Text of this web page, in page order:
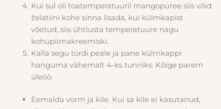
Kui sul oli toatemperatuuril mangopüree siis võid
želatiini kohe sinna lisada, kui külmkapist
võetud, siis ühtlusta temperatuure nagu
kohupiimakreemiski.
Kalla segu tordi peale ja pane külmkappi
hanguma vähemalt 4-ks tunniks. Kõige parem
üleöö.
Eemalda vorm ja kile. Kui sa kile ei kasutanud,